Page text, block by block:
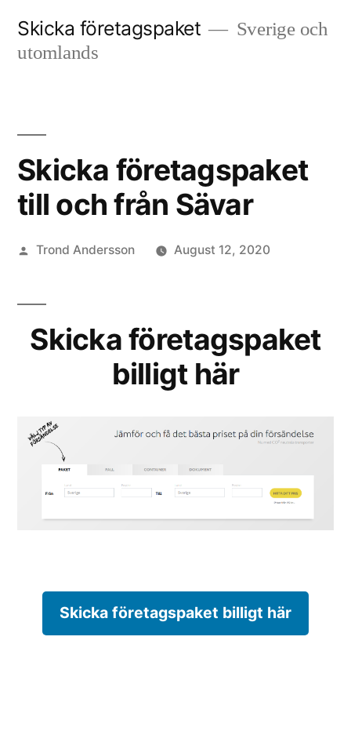
Skicka företagspaket
Sverige och
utomlands
Skicka företagspaket
till och från Sävar
Posted
Trond Andersson August 12, 2020
Skicka företagspaket
billigt här
Skicka företagspaket billigt här